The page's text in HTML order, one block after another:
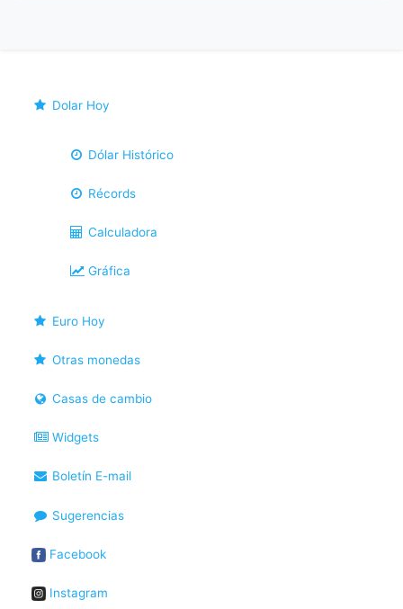
Dolar Hoy
Dólar Histórico
Récords
Calculadora
Gráfica
Euro Hoy
Otras monedas
Casas de cambio
Widgets
Boletín E-mail
Sugerencias
Facebook
Instagram